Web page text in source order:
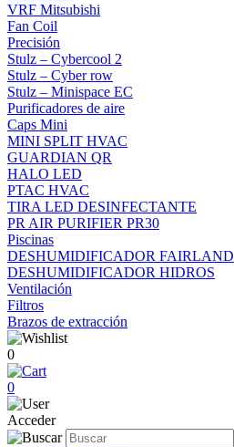
VRF Mitsubishi
Fan Coil
Precisión
Stulz – Cybercool 2
Stulz – Cyber row
Stulz – Minispace EC
Purificadores de aire
Caps Mini
MINI SPLIT HVAC
GUARDIAN QR
HALO LED
PTAC HVAC
TIRA LED DESINFECTANTE
PR AIR PURIFIER PR30
Piscinas
DESHUMIDIFICADOR FAIRLAND
DESHUMIDIFICADOR HIDROS
Ventilación
Filtros
Brazos de extracción
0
0
Acceder